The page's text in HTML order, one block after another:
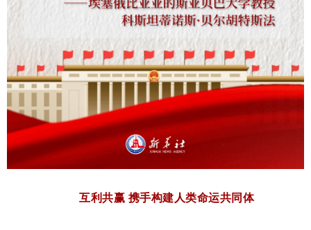
互利共赢 携手构建人类命运共同体